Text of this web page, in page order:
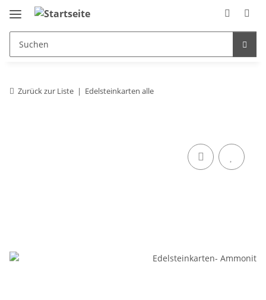
Zurück zur Liste Edelsteinkarten alle